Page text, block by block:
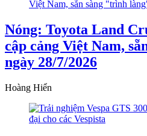
Nóng: Toyota Land
cập cảng Việt Nam,
ngày 28/7/2026
Hoàng Hiển